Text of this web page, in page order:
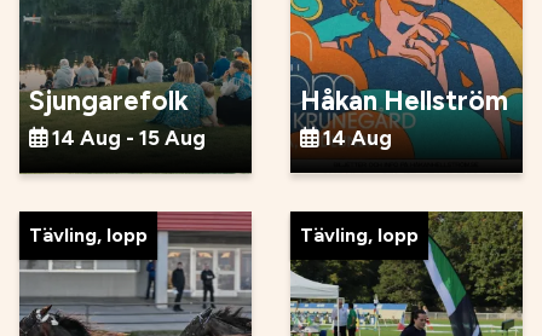
Sjungarefolk
14 Aug - 15 Aug
Håkan Hellström
14 Aug
Tävling, lopp Tävling, lopp